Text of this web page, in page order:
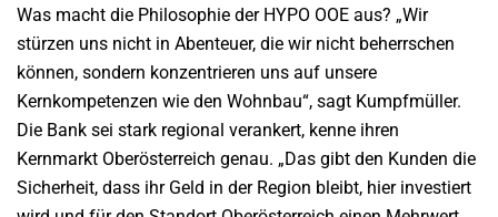
Was macht die Philosophie der HYPO OOE aus? „Wir
stürzen uns nicht in Abenteuer, die wir nicht beherrschen
können, sondern konzentrieren uns auf unsere
Kernkompetenzen wie den Wohnbau“, sagt Kumpfmüller.
Die Bank sei stark regional verankert, kenne ihren
Kernmarkt Oberösterreich genau. „Das gibt den Kunden die
Sicherheit, dass ihr Geld in der Region bleibt, hier investiert